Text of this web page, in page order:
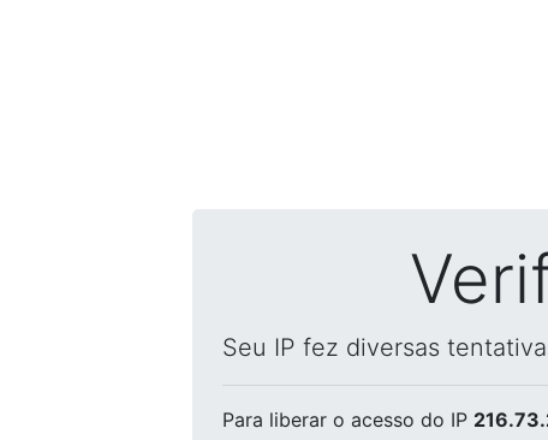
Seu IP fez diversas
Para liberar o acesso do IP